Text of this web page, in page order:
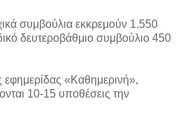
συμβούλια εκκρεμούν 1.550
δευτεροβάθμιο συμβούλιο 450
«Καθημερινή»,
10-15 υποθέσεις την